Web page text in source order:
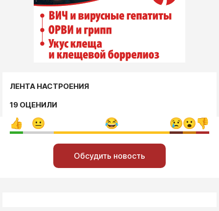
ЛЕНТА НАСТРОЕНИЯ
19 ОЦЕНИЛИ
Обсудить новость